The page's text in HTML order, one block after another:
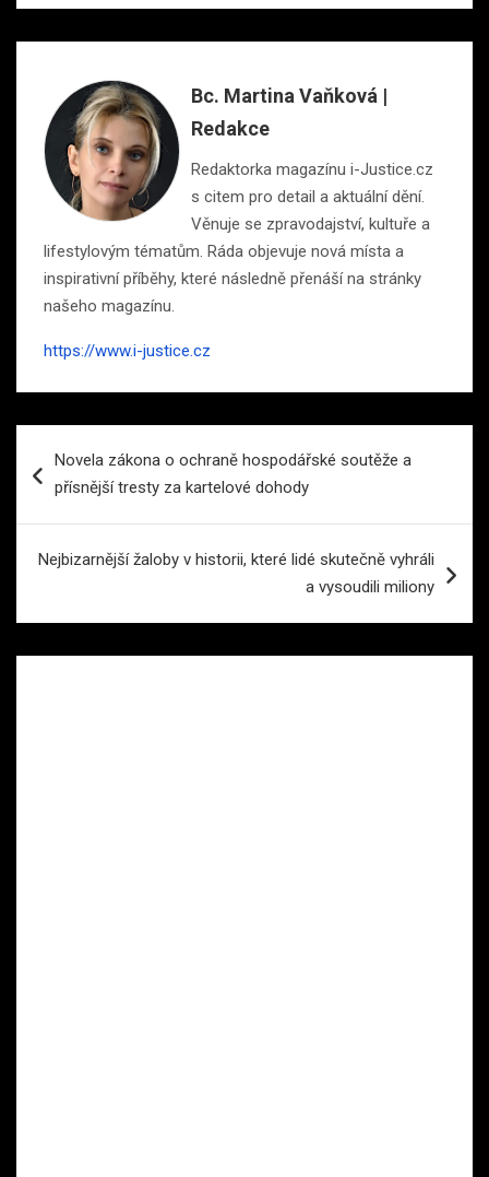
Bc. Martina Vaňková |
Redakce
Redaktorka magazínu i-Justice.cz
s citem pro detail a aktuální dění.
Věnuje se zpravodajství, kultuře a
lifestylovým tématům. Ráda objevuje nová místa a
inspirativní příběhy, které následně přenáší na stránky
našeho magazínu.
https://www.i-justice.cz
proNovela zákona o ochraně hospodářské soutěže a
přísnější tresty za kartelové dohody
Nejbizarnější žaloby v historii, které lidé skutečně vyhráli
a vysoudili miliony